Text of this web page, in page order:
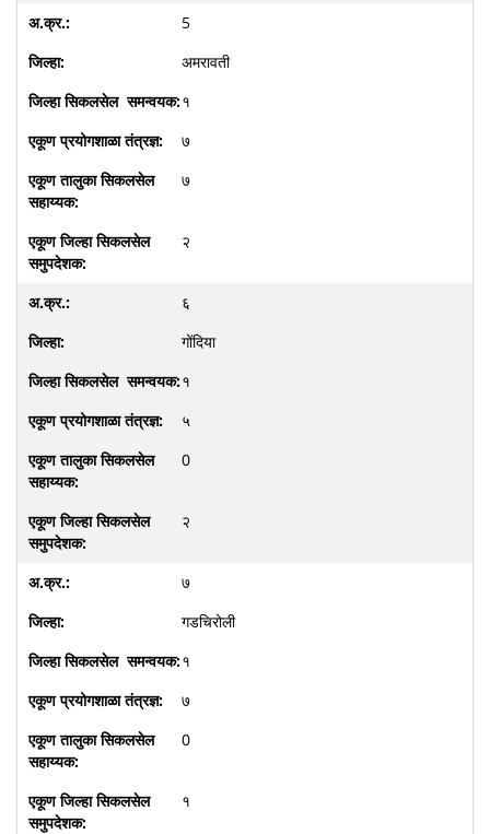
5
अमरावती
१
७
७
२
६
गोंदिया
१
५
0
२
७
गडचिरोली
१
७
0
१